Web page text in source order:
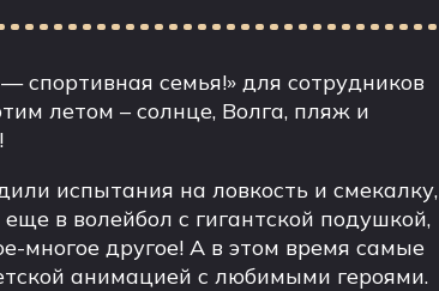
семья!» для сотрудников
летом – солнце, Волга, пляж и
испытания на ловкость и смекалку,
в волейбол с гигантской подушкой,
многое другое! А в этом время самые
анимацией с любимыми героями.